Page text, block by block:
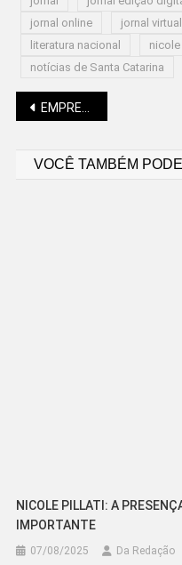
jornal online
jornal virtual
literatura nacional
notícias de Santa Catarina
EMPRESA MUNICIPAL DE HABITAÇÃO RECUPERA MAIS DE R$ 1 MILHÃO
VOCÊ TAMBÉM
NICOLE PILLATI: A
IMPORTANTE
07/08/2025 Da Redação